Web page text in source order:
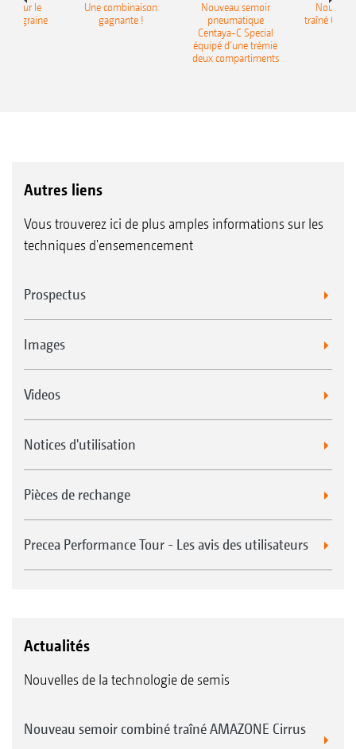
pour le
Une combinaison
gagnante !
Nouveau semoir
pneumatique
Centaya-C Special
équipé d’une trémie
deux compartiments
traîné
Autres liens
Vous trouverez ici de plus amples informations sur les
techniques d'ensemencement
Prospectus
Images
Videos
Notices d'utilisation
Pièces de rechange
Precea Performance Tour - Les avis des utilisateurs
Actualités
Nouvelles de la technologie de semis
Nouveau semoir combiné traîné AMAZONE Cirrus